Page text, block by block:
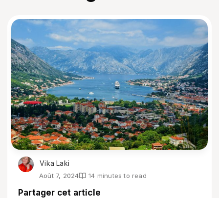
Vika Laki
Août 7, 2024 14 minutes to read
Partager cet article